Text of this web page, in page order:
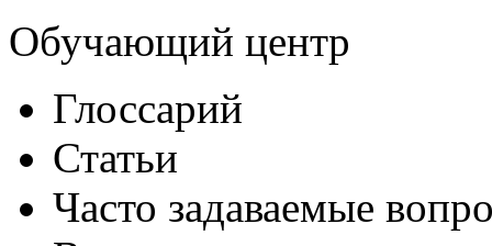
Обучающий центр
Глоссарий
Статьи
Часто задаваемые